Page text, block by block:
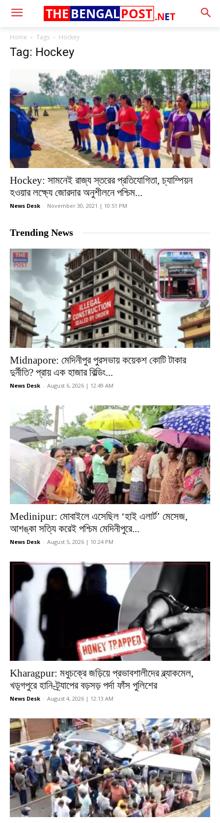
.NET
THE BENGALPOST
Home Tags Hockey
Tag: Hockey
Hockey: সামনেই রাজ্য স্তরের প্রতিযোগিতা, চ্যাম্পিয়ন
হওয়ার লক্ষ্যে জোরদার অনুশীলনে পশ্চিম...
News Desk - November 30, 2021 | 10:51 PM
Trending News
Midnapore: মেদিনীপুর পুরসভায় কয়েকশ কোটি টাকার
দুর্নীতি? প্রায় এক হাজার বিল্ডিং...
News Desk - August 6, 2026 | 12:49 AM
Medinipur: মোবাইলে এসেছিল ‘হাই এলার্ট’ মেসেজ,
আশঙ্কা সত্যি করেই পশ্চিম মেদিনীপুরে...
News Desk - August 5, 2026 | 10:24 PM
Kharagpur: মধুচক্রে জড়িয়ে প্রভাবশালীদের ব্ল্যাকমেল,
খড়্গপুরে হানি-ট্র্যাপের বড়সড় পর্দা ফাঁস পুলিশের
News Desk - August 4, 2026 | 12:13 AM